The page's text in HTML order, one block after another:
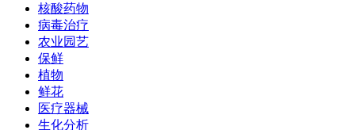
核酸药物
病毒治疗
农业园艺
保鲜
植物
鲜花
医疗器械
生化分析